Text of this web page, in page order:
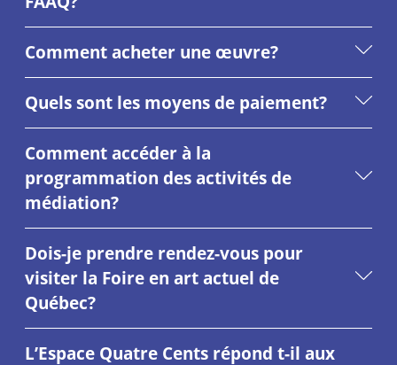
Comment acheter une œuvre?
Quels sont les moyens de paiement?
Comment accéder à la
programmation des activités de
médiation?
Dois-je prendre rendez-vous pour
visiter la Foire en art actuel de
Québec?
L’Espace Quatre Cents répond t-il aux